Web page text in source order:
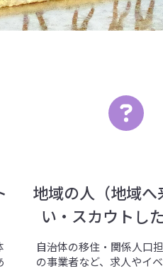
地域の人（地域へ
い・スカウトした
自治体の移住・関係人口
の事業者など、求人やイ